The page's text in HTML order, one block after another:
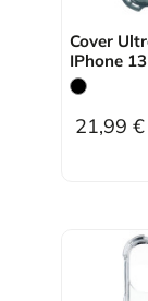
Cover
IPhone
21,99 €